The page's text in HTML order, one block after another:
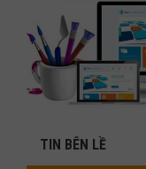
TIN BÊN LỀ